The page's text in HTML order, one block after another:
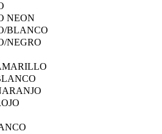
NEON
BLANCO
NEGRO